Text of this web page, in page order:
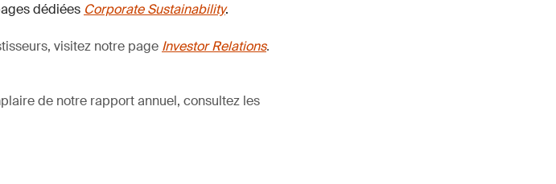
dédiées Corporate Sustainability.
visitez notre page Investor Relations.
de notre rapport annuel, consultez les